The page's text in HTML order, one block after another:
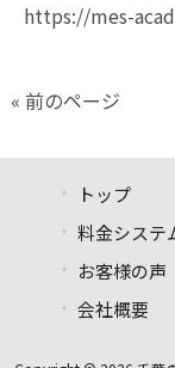
https://mes-
« 前のページ
トップ
料金システ
お客様の声
会社概要